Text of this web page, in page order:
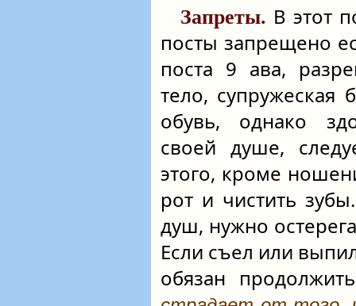
Запреты. В этот
посты запрещено
поста 9 ава,
тело, супружеская
обувь, однако
своей душе,
этого, кроме
рот и чистить
душ, нужно
Если съел или
обязан